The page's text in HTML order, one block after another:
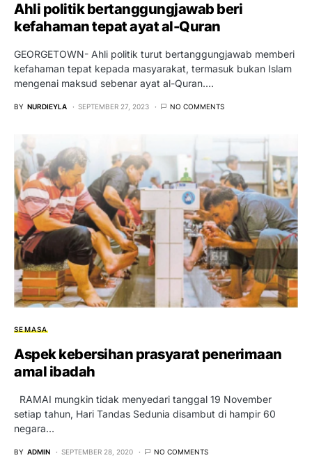
Ahli politik bertanggungjawab beri
kefahaman tepat ayat al-Quran
GEORGETOWN- Ahli politik turut bertanggungjawab memberi
kefahaman tepat kepada masyarakat, termasuk bukan Islam
mengenai maksud sebenar ayat al-Quran.…
BY NURDIEYLA SEPTEMBER 27, 2023 NO COMMENTS
SEMASA
Aspek kebersihan prasyarat penerimaan
amal ibadah
RAMAI mungkin tidak menyedari tanggal 19 November
setiap tahun, Hari Tandas Sedunia disambut di hampir 60
negara…
BY ADMIN SEPTEMBER 28, 2020 NO COMMENTS